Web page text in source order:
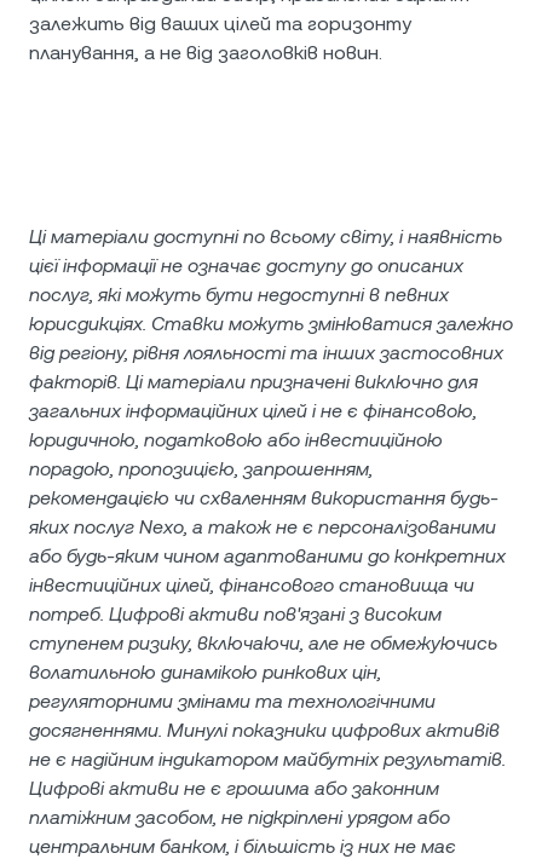
залежить від ваших цілей та горизонту
планування, а не від заголовків новин.
Ці матеріали доступні по всьому світу, і наявність
цієї інформації не означає доступу до описаних
послуг, які можуть бути недоступні в певних
юрисдикціях. Ставки можуть змінюватися залежно
від регіону, рівня лояльності та інших застосовних
факторів. Ці матеріали призначені виключно для
загальних інформаційних цілей і не є фінансовою,
юридичною, податковою або інвестиційною
порадою, пропозицією, запрошенням,
рекомендацією чи схваленням використання будь-
яких послуг Nexo, а також не є персоналізованими
або будь-яким чином адаптованими до конкретних
інвестиційних цілей, фінансового становища чи
потреб. Цифрові активи пов'язані з високим
ступенем ризику, включаючи, але не обмежуючись
волатильною динамікою ринкових цін,
регуляторними змінами та технологічними
досягненнями. Минулі показники цифрових активів
не є надійним індикатором майбутніх результатів.
Цифрові активи не є грошима або законним
платіжним засобом, не підкріплені урядом або
центральним банком, і більшість із них не має